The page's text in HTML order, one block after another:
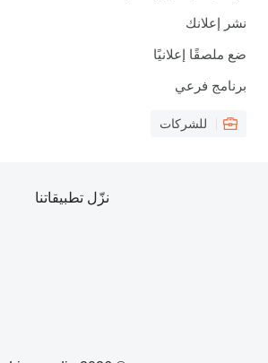
نشر إعلانك
ضع ملصقًا إعلانيًا
برنامج فرعي
للشركات
نزّل تطبيقاتنا